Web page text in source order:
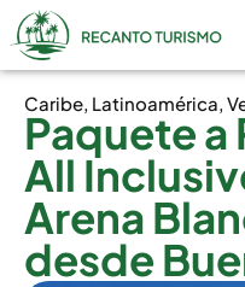
Caribe, Latinoamérica,
Paquete a
All
Arena
desde